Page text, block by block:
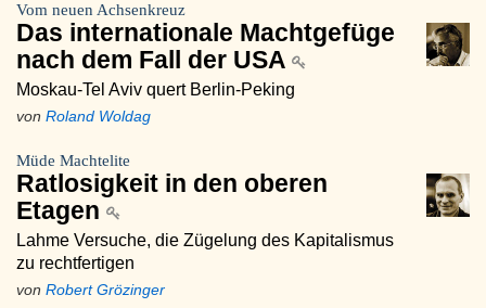
Vom neuen Achsenkreuz
Das internationale Machtgefüge
nach dem Fall der USA
Moskau-Tel Aviv quert Berlin-Peking
von Roland Woldag
Müde Machtelite
Ratlosigkeit in den oberen
Etagen
Lahme Versuche, die Zügelung des Kapitalismus
zu rechtfertigen
von Robert Grözinger